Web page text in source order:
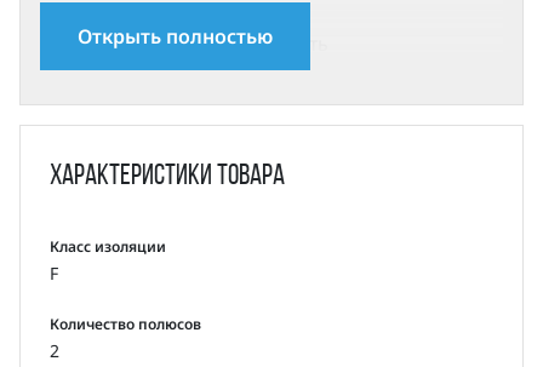
Химическая промышленность
и четырехполюсными электродвигателями
охлаждением со следующими электрическими
Степень защиты: IP55
Класс изоляции: F
Класс энергоэффективности: IE2 (IE3 по запросу)
Частота: 50 Гц
Открыть полностью
Характеристики товара
Класс изоляции
F
Количество полюсов
2